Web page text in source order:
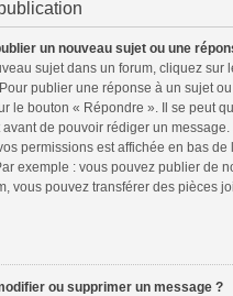
un nouveau sujet ou une
sujet dans un forum, cliquez sur
publier une réponse à un sujet
le bouton « Répondre ». Il se peut
avant de pouvoir rédiger un
permissions est affichée en bas de
exemple : vous pouvez publier de
vous pouvez transférer des pièces
ou supprimer un message ?